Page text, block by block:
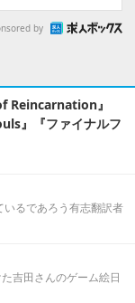
by
Reincarnation』
』『ファイナルフ
いるであろう有志翻訳者
吉田さんのゲーム絵日